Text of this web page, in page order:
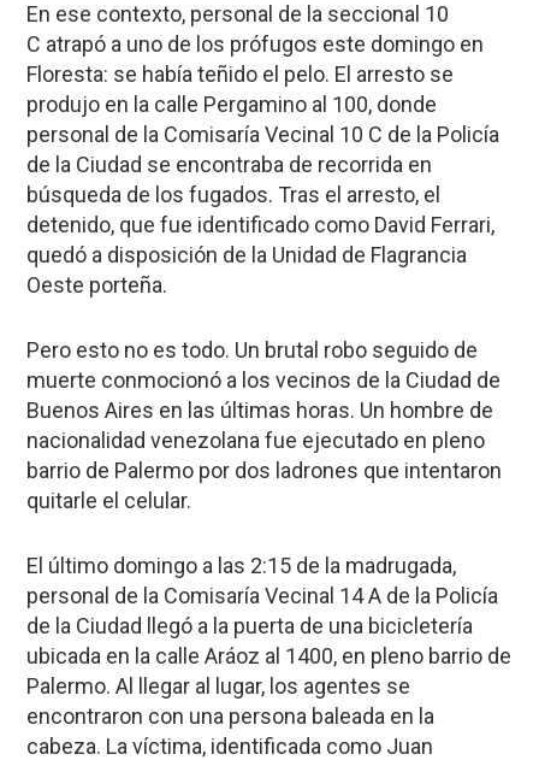
En ese contexto, personal de la seccional 10
C atrapó a uno de los prófugos este domingo en
Floresta: se había teñido el pelo. El arresto se
produjo en la calle Pergamino al 100, donde
personal de la Comisaría Vecinal 10 C de la Policía
de la Ciudad se encontraba de recorrida en
búsqueda de los fugados. Tras el arresto, el
detenido, que fue identificado como David Ferrari,
quedó a disposición de la Unidad de Flagrancia
Oeste porteña.
Pero esto no es todo. Un brutal robo seguido de
muerte conmocionó a los vecinos de la Ciudad de
Buenos Aires en las últimas horas. Un hombre de
nacionalidad venezolana fue ejecutado en pleno
barrio de Palermo por dos ladrones que intentaron
quitarle el celular.
El último domingo a las 2:15 de la madrugada,
personal de la Comisaría Vecinal 14 A de la Policía
de la Ciudad llegó a la puerta de una bicicletería
ubicada en la calle Aráoz al 1400, en pleno barrio de
Palermo. Al llegar al lugar, los agentes se
encontraron con una persona baleada en la
cabeza. La víctima, identificada como Juan